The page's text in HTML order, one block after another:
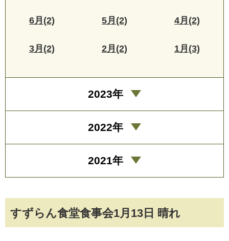
すずらん食堂食事会1月13日 晴れ
6月(2) 5月(2) 4月(2)
3月(2) 2月(2) 1月(3)
2023年
2022年
2021年